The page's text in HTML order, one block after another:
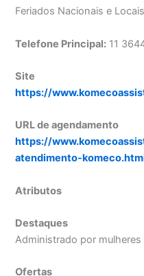
Feriados Nacionais e
Telefone Principal: 11
Site
https://
URL de agendamento
https://
atendimento-
Atributos
Destaques
Administrado por mulheres
Ofertas